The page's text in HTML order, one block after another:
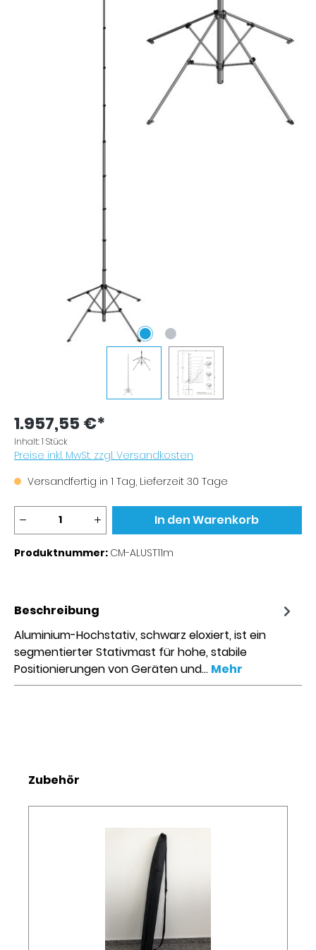
1.957,55 €*
Inhalt:1 Stück
Preise inkl. MwSt. zzgl. Versandkosten
Versandfertig in 1 Tag, Lieferzeit 30 Tage
Produkt Anzahl: Gib den gewünschten
In den Warenkorb
Produktnummer: CM-ALUST11m
Beschreibung
Aluminium-Hochstativ, schwarz eloxiert, ist ein
segmentierter Stativmast für hohe, stabile
Positionierungen von Geräten und… Mehr
Produktgalerie überspringen
Zubehör